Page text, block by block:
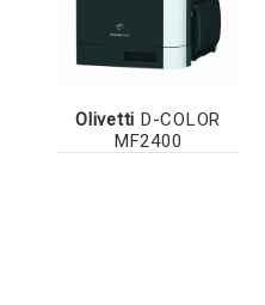
Olivetti D-COLOR
MF2400